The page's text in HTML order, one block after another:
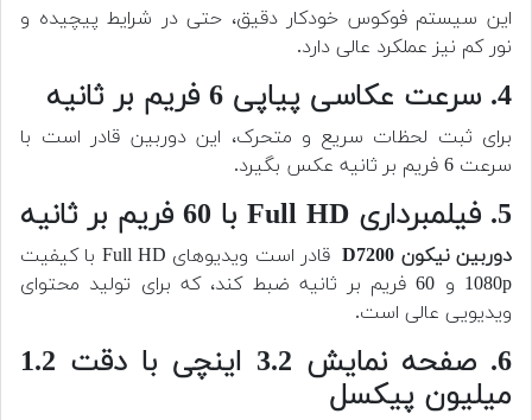
این سیستم فوکوس خودکار دقیق، حتی در شرایط پیچیده و
نور کم نیز عملکرد عالی دارد.
4. سرعت عکاسی پیاپی 6 فریم بر ثانیه
برای ثبت لحظات سریع و متحرک، این دوربین قادر است با
سرعت 6 فریم بر ثانیه عکس بگیرد.
5. فیلمبرداری Full HD با 60 فریم بر ثانیه
دوربین نیکون D7200
قادر است ویدیوهای Full HD با کیفیت
1080p و 60 فریم بر ثانیه ضبط کند، که برای تولید محتوای
ویدیویی عالی است.
6. صفحه نمایش 3.2 اینچی با دقت 1.2
میلیون پیکسل